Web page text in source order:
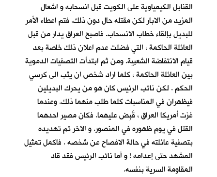
القنابل الكيمياوية على الكويت قبل انسحابه و اشعال
المزيد من الابار لكن مقتله حال دون ذلك. فتم اعطاء الأمر
للبديل بإلقاء خطاب الانسحاب. فاصبح العراق يدار من قبل
العائلة الحاكمة ، التي فضلت عدم اعلان ذلك خاصة بعد
قيام الانتفاضة الشعبية. ومن ثم ابتدأت التصفيات الدموية
بين العائلة الحاكمة ، كلما اراد شخص ان يثب الى كرسي
الحكم . لكن نائب الرئيس كان هو من يحرك البديلين
فيظهران في المناسبات كلما طلب منهما ذلك. وعندما
غزت أمريكا العراق ، قُبِض عليهما. فكان مصير احدهما
القتل في يوم ظهوره في المنصور. و الاخر تم تهديده
بتصفية عائلته في حالة الافصاح عن شخصه . فاكمل تمثيل
المشهد حتى إعدامه ! و أما نائب الرئيس فقد قاد
المقاومة السرية بنفسه.